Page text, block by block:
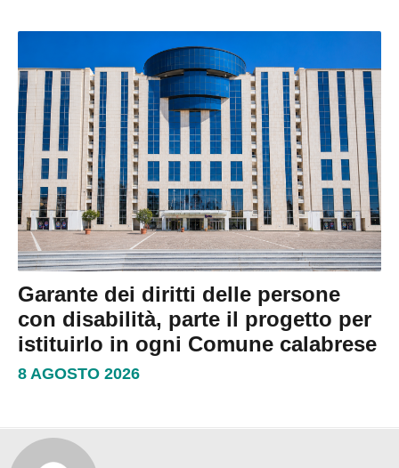
Garante dei diritti delle persone
con disabilità, parte il progetto per
istituirlo in ogni Comune calabrese
8 AGOSTO 2026